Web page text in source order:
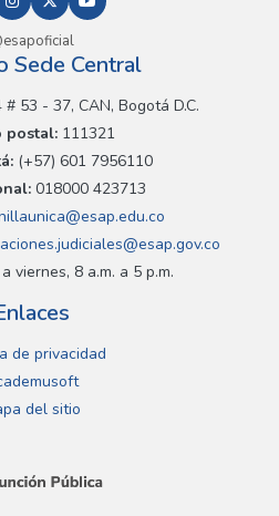
Sede Central
53 - 37, CAN, Bogotá D.C.
postal: 111321
(+57) 601 7956110
018000 423713
viernes, 8 a.m. a 5 p.m.
de privacidad
del sitio